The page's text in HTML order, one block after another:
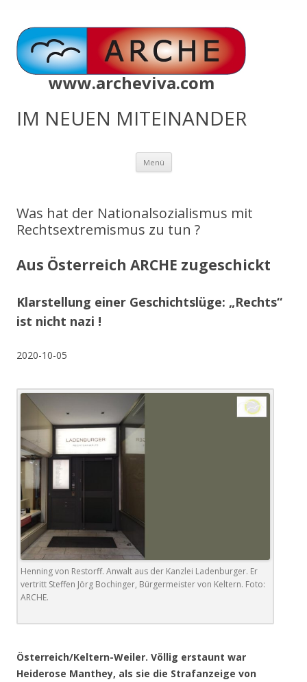
www.archeviva.com
IM NEUEN MITEINANDER
Menü Zum
springen
Was hat der Nationalsozialismus mit
Rechtsextremismus zu tun ?
Aus Österreich ARCHE zugeschickt
Klarstellung einer Geschichtslüge: „Rechts“
ist nicht nazi !
2020-10-05
Henning von Restorff. Anwalt aus der Kanzlei Ladenburger. Er
vertritt Steffen Jörg Bochinger, Bürgermeister von Keltern. Foto:
ARCHE.
Österreich/Keltern-Weiler. Völlig erstaunt war
Heiderose Manthey, als sie die Strafanzeige von